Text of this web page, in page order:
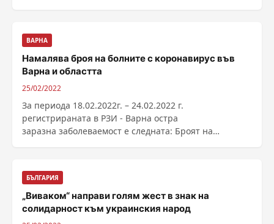
ВАРНА
Намалява броя на болните с коронавирус във
Варна и областта
25/02/2022
За периода 18.02.2022г. – 24.02.2022 г.
регистрираната в РЗИ - Варна остра
заразна заболeваемост е следната: Броят на
БЪЛГАРИЯ
„Виваком“ направи голям жест в знак на
солидарност към украинския народ